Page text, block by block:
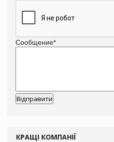
Сообщение*
КРАЩІ КОМПАНІЇ